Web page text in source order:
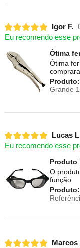
Igor F.
Eu recomendo esse
Ótima
Ótima
Produto:
Grande
Lucas
Eu recomendo esse
Produto
O
função
Produto:
Marcos